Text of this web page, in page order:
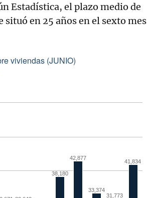
Estadística, el plazo medio de
en 25 años en el sexto mes